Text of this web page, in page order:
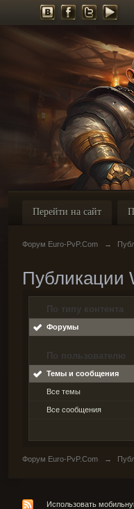
Перейти на сайт
Форум Euro-PvP.Com →
Публикации
По типу контента
Форумы
По пользователю
Темы и сообщения
Все темы
Все сообщения
Форум Euro-PvP.Com →
Использовать